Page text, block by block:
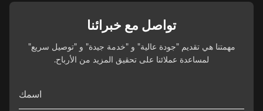
تواصل مع خبرائنا
مهمتنا هي تقديم "جودة عالية" و "خدمة جيدة" و "توصيل سريع"
لمساعدة عملائنا على تحقيق المزيد من الأرباح.
اسمك